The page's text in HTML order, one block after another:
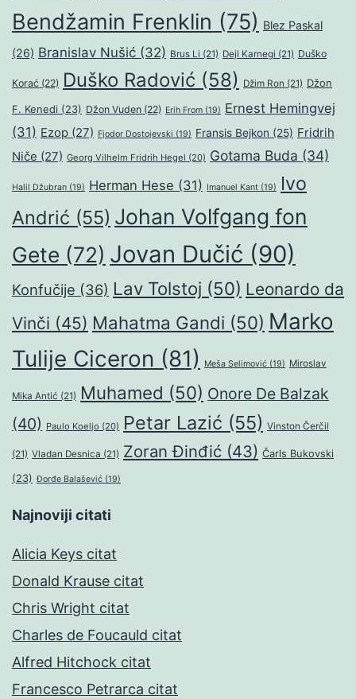
Bendžamin Frenklin (75) Blez Paskal
(26) Branislav Nušić (32) Brus Li (21) Dejl Karnegi (21) Duško
Korać (22) Duško Radović (58) Džim Ron (21) Džon
F. Kenedi (23) Džon Vuden (22) Erih From (19) Ernest Hemingvej
(31) Ezop (27) Fjodor Dostojevski (19) Fransis Bejkon (25) Fridrih
Niče (27) Georg Vilhelm Fridrih Hegel (20) Gotama Buda (34)
Halil Džubran (19) Herman Hese (31) Imanuel Kant (19)
Ivo
Andrić (55) Johan Volfgang fon
Gete (72) Jovan Dučić (90)
Konfučije (36) Lav Tolstoj (50) Leonardo da
Vinči (45) Mahatma Gandi (50) Marko
Tulije Ciceron (81) Meša Selimović (19) Miroslav
Mika Antić (21) Muhamed (50) Onore De Balzak
(40) Paulo Koeljo (20) Petar Lazić (55) Vinston Čerčil
(21) Vladan Desnica (21) Zoran Đinđić (43) Čarls Bukovski
(23) Đorđe Balašević (19)
Najnoviji citati
Alicia Keys citat
Donald Krause citat
Chris Wright citat
Charles de Foucauld citat
Alfred Hitchock citat
Francesco Petrarca citat